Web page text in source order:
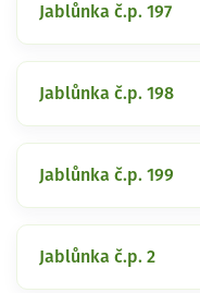
Jablůnka č.p. 197
Jablůnka č.p. 198
Jablůnka č.p. 199
Jablůnka č.p. 2